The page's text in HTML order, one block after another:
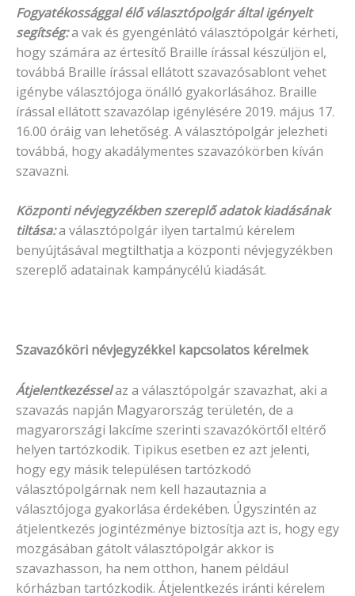
Fogyatékossággal élő választópolgár által igényelt
segítség:a vak és gyengénlátó választópolgár kérheti,
hogy számára az értesítő Braille írással készüljön el,
továbbá Braille írással ellátott szavazósablont vehet
igénybe választójoga önálló gyakorlásához. Braille
írással ellátott szavazólap igénylésére 2019. május 17.
16.00 óráig van lehetőség. A választópolgár jelezheti
továbbá, hogy akadálymentes szavazókörben kíván
szavazni.
Központi névjegyzékben szereplő adatok kiadásának
tiltása:a választópolgár ilyen tartalmú kérelem
benyújtásával megtilthatja a központi névjegyzékben
szereplő adatainak kampánycélú kiadását.
Szavazóköri névjegyzékkel kapcsolatos kérelmek
Átjelentkezésselaz a választópolgár szavazhat, aki a
szavazás napján Magyarország területén, de a
magyarországi lakcíme szerinti szavazókörtől eltérő
helyen tartózkodik. Tipikus esetben ez azt jelenti,
hogy egy másik településen tartózkodó
választópolgárnak nem kell hazautaznia a
választójoga gyakorlása érdekében. Úgyszintén az
átjelentkezés jogintézménye biztosítja azt is, hogy egy
mozgásában gátolt választópolgár akkor is
szavazhasson, ha nem otthon, hanem például
kórházban tartózkodik. Átjelentkezés iránti kérelem